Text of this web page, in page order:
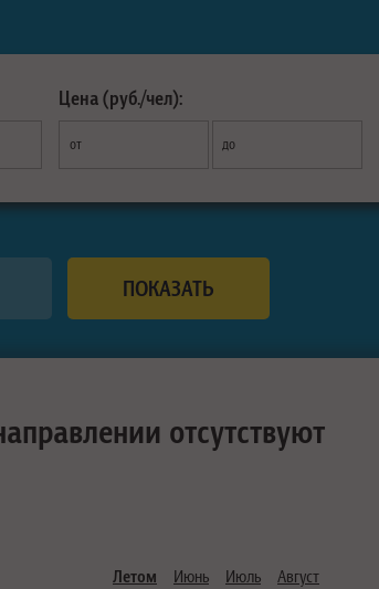
Цена (руб./чел):
от до
отсутствуют
Летом Июнь Июль Август